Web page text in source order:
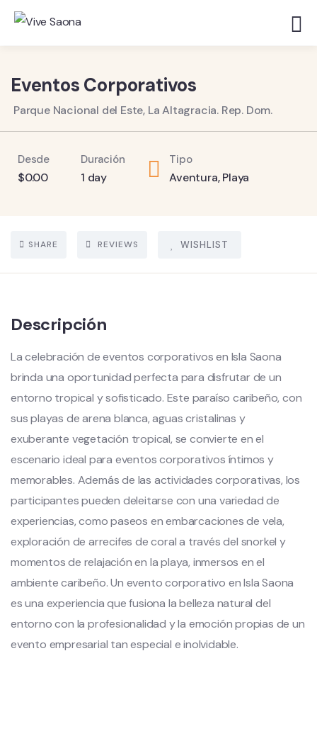
Eventos Corporativos
Parque Nacional del Este, La Altagracia. Rep. Dom.
Desde
$0.00
Duración
1 day
Tipo
Aventura,Playa
SHARE REVIEWS WISHLIST
Descripción
La celebración de eventos corporativos en Isla Saona
brinda una oportunidad perfecta para disfrutar de un
entorno tropical y sofisticado. Este paraíso caribeño, con
sus playas de arena blanca, aguas cristalinas y
exuberante vegetación tropical, se convierte en el
escenario ideal para eventos corporativos íntimos y
memorables. Además de las actividades corporativas, los
participantes pueden deleitarse con una variedad de
experiencias, como paseos en embarcaciones de vela,
exploración de arrecifes de coral a través del snorkel y
momentos de relajación en la playa, inmersos en el
ambiente caribeño. Un evento corporativo en Isla Saona
es una experiencia que fusiona la belleza natural del
entorno con la profesionalidad y la emoción propias de un
evento empresarial tan especial e inolvidable.